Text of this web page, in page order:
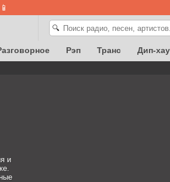
🔍
Рэп Транс Дип-
и